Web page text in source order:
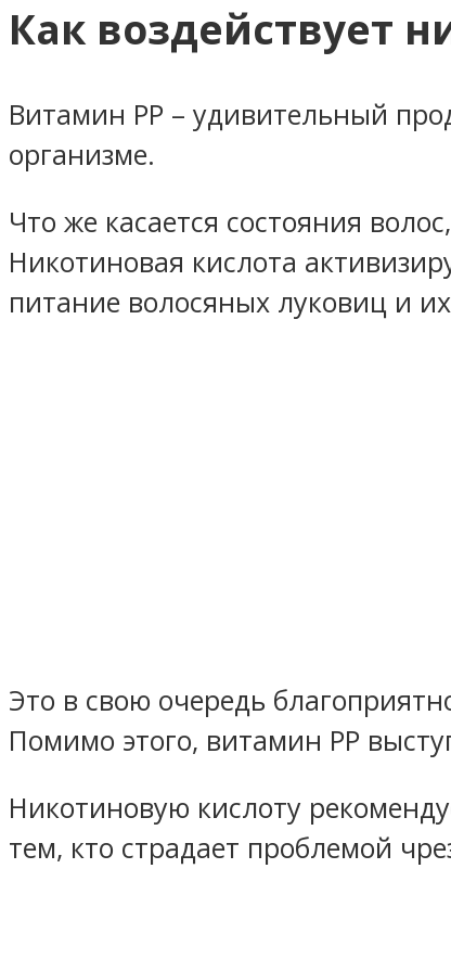
Как воздействует
Витамин РР – удивительный
организме.
Что же касается состояния
Никотиновая кислота
питание волосяных луковиц и
Это в свою очередь
Помимо этого, витамин РР
Никотиновую кислоту
тем, кто страдает проблемой